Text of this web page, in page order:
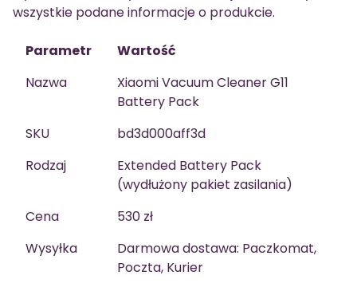
wszystkie podane informacje o produkcie.
Parametr
Wartość
Nazwa
Xiaomi Vacuum Cleaner G11
Battery Pack
SKU
bd3d000aff3d
Rodzaj
Extended Battery Pack
(wydłużony pakiet zasilania)
Cena
530 zł
Wysyłka
Darmowa dostawa: Paczkomat,
Poczta, Kurier